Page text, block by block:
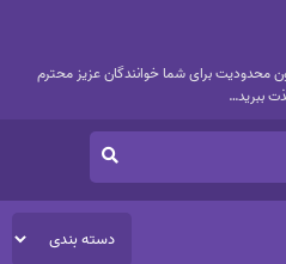
محدودیت برای شما خوانندگان عزیز محترم
ببرید…